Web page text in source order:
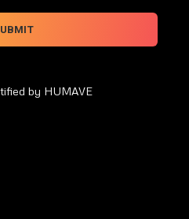
by HUMAVE